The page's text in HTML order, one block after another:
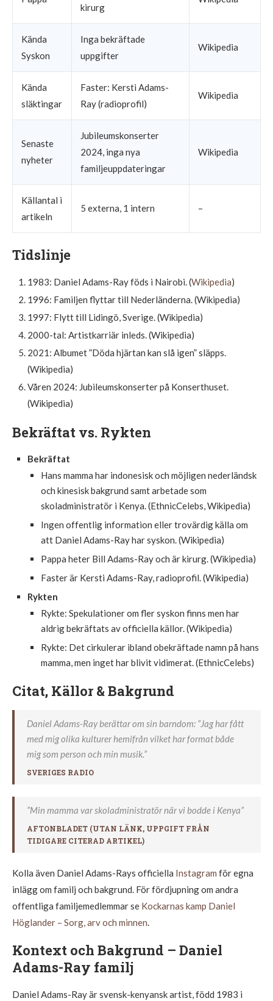
kirurg
Kända
Syskon
Inga bekräftade
uppgifter
Wikipedia
Kända
släktingar
Faster: Kersti Adams-
Ray (radioprofil)
Wikipedia
Senaste
nyheter
Jubileumskonserter
2024, inga nya
familjeuppdateringar
Wikipedia
Källantal i
artikeln
5 externa, 1 intern –
Tidslinje
1983: Daniel Adams-Ray föds i Nairobi. (Wikipedia)
1996: Familjen flyttar till Nederländerna. (Wikipedia)
1997: Flytt till Lidingö, Sverige. (Wikipedia)
2000-tal: Artistkarriär inleds. (Wikipedia)
2021: Albumet ”Döda hjärtan kan slå igen” släpps.
(Wikipedia)
Våren 2024: Jubileumskonserter på Konserthuset.
(Wikipedia)
Bekräftat vs. Rykten
Bekräftat
Hans mamma har indonesisk och möjligen nederländsk
och kinesisk bakgrund samt arbetade som
skoladministratör i Kenya. (EthnicCelebs, Wikipedia)
Ingen offentlig information eller trovärdig källa om
att Daniel Adams-Ray har syskon. (Wikipedia)
Pappa heter Bill Adams-Ray och är kirurg. (Wikipedia)
Faster är Kersti Adams-Ray, radioprofil. (Wikipedia)
Rykten
Rykte: Spekulationer om fler syskon finns men har
aldrig bekräftats av officiella källor. (Wikipedia)
Rykte: Det cirkulerar ibland obekräftade namn på hans
mamma, men inget har blivit vidimerat. (EthnicCelebs)
Citat, Källor & Bakgrund
Daniel Adams-Ray berättar om sin barndom: ”Jag har fått
med mig olika kulturer hemifrån vilket har format både
mig som person och min musik.”
SVERIGES RADIO
”Min mamma var skoladministratör när vi bodde i Kenya”
AFTONBLADET (UTAN LÄNK, UPPGIFT FRÅN
TIDIGARE CITERAD ARTIKEL)
Kolla även Daniel Adams-Rays officiella Instagram för egna
inlägg om familj och bakgrund. För fördjupning om andra
offentliga familjemedlemmar se Kockarnas kamp Daniel
Höglander – Sorg, arv och minnen.
Kontext och Bakgrund – Daniel
Adams-Ray familj
Daniel Adams-Ray är svensk-kenyansk artist, född 1983 i